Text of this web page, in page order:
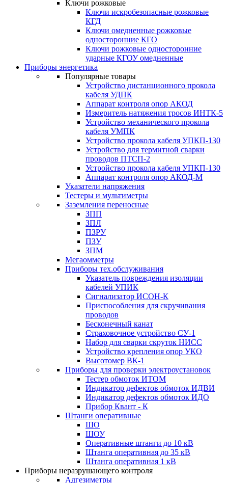
Ключи рожковые
Ключи искробезопасные рожковые
КГД
Ключи омедненные рожковые
односторонние КГО
Ключи рожковые односторонние
ударные КГОУ омедненные
Приборы энергетика
Популярные товары
Устройство дистанционного прокола
кабеля УДПК
Аппарат контроля опор АКОД
Измеритель натяжения тросов ИНТК-5
Устройство механического прокола
кабеля УМПК
Устройство прокола кабеля УПКП-130
Устройство для термитной сварки
проводов ПТСП-2
Устройство прокола кабеля УПКП-130
Аппарат контроля опор АКОД-М
Указатели напряжения
Тестеры и мультиметры
Заземления переносные
ЗПП
ЗПЛ
ПЗРУ
ПЗУ
ЗПМ
Мегаомметры
Приборы тех.обслуживания
Указатель повреждения изоляции
кабелей УПИК
Сигнализатор ИСОН-К
Приспособления для скручивания
проводов
Бесконечный канат
Страховочное устройство СУ-1
Набор для сварки скруток НИСС
Устройство крепления опор УКО
Высотомер ВК-1
Приборы для проверки электроустановок
Тестер обмоток ИТОМ
Индикатор дефектов обмоток ИДВИ
Индикатор дефектов обмоток ИДО
Прибор Квант - К
Штанги оперативные
ШО
ШОУ
Оперативные штанги до 10 кВ
Штанга оперативная до 35 кВ
Штанга оперативная 1 кВ
Приборы неразрушающего контроля
Адгезиметры